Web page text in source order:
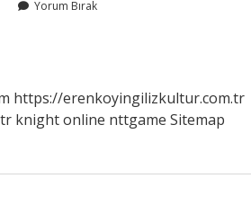
Yorum Bırak
https://erenkoyingilizkultur.com.tr
knight online nttgame Sitemap